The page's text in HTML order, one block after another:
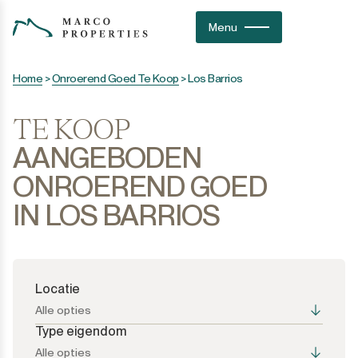
Menu
Home >Onroerend Goed Te Koop >Los Barrios
TE KOOP
AANGEBODEN
ONROEREND GOED
IN LOS BARRIOS
Locatie
Alle opties
Type eigendom
Alle opties